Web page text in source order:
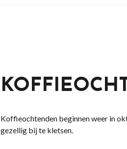
Koffieochtenden beginnen weer in
gezellig bij te kletsen.